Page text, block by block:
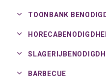
TOONBANK
BARBECUE